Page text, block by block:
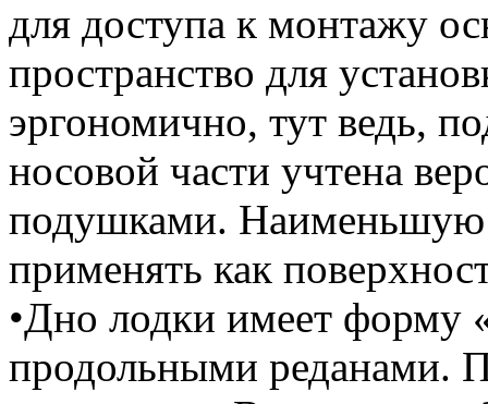
для доступа к монтажу
пространство для
эргономично, тут ведь,
носовой части учтена
подушками. Наименьшую
применять как
•Дно лодки имеет форму
продольными реданами.